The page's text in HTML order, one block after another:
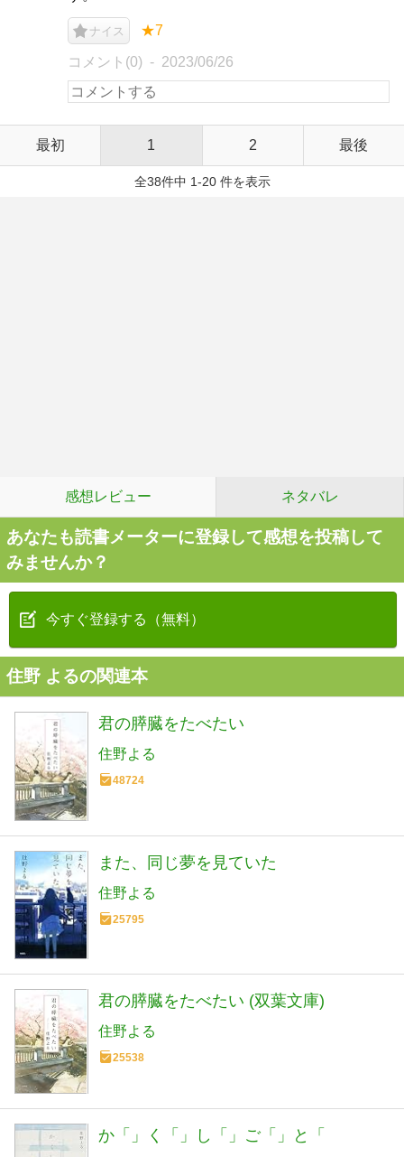
ナイス ★7
コメント(0) 2023/06/26
最初 1 2 最後
全38件中 1-20 件を表示
感想レビュー ネタバレ
あなたも読書メーターに登録して感想を投稿して
みませんか？
今すぐ登録する（無料）
住野 よるの関連本
君の膵臓をたべたい
住野よる
48724
また、同じ夢を見ていた
住野よる
25795
君の膵臓をたべたい (双葉文庫)
住野よる
25538
か「」く「」し「」ご「」と「